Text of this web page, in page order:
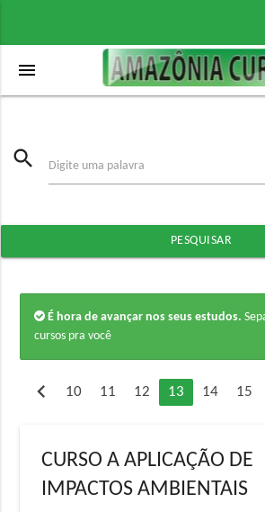
menu
search Digite uma palavra
PESQUISAR
É hora de avançar nos seus estudos.
cursos pra você
chevron_left 10 11 12 13 14 15
CURSO A APLICAÇÃO DE
IMPACTOS AMBIENTAIS